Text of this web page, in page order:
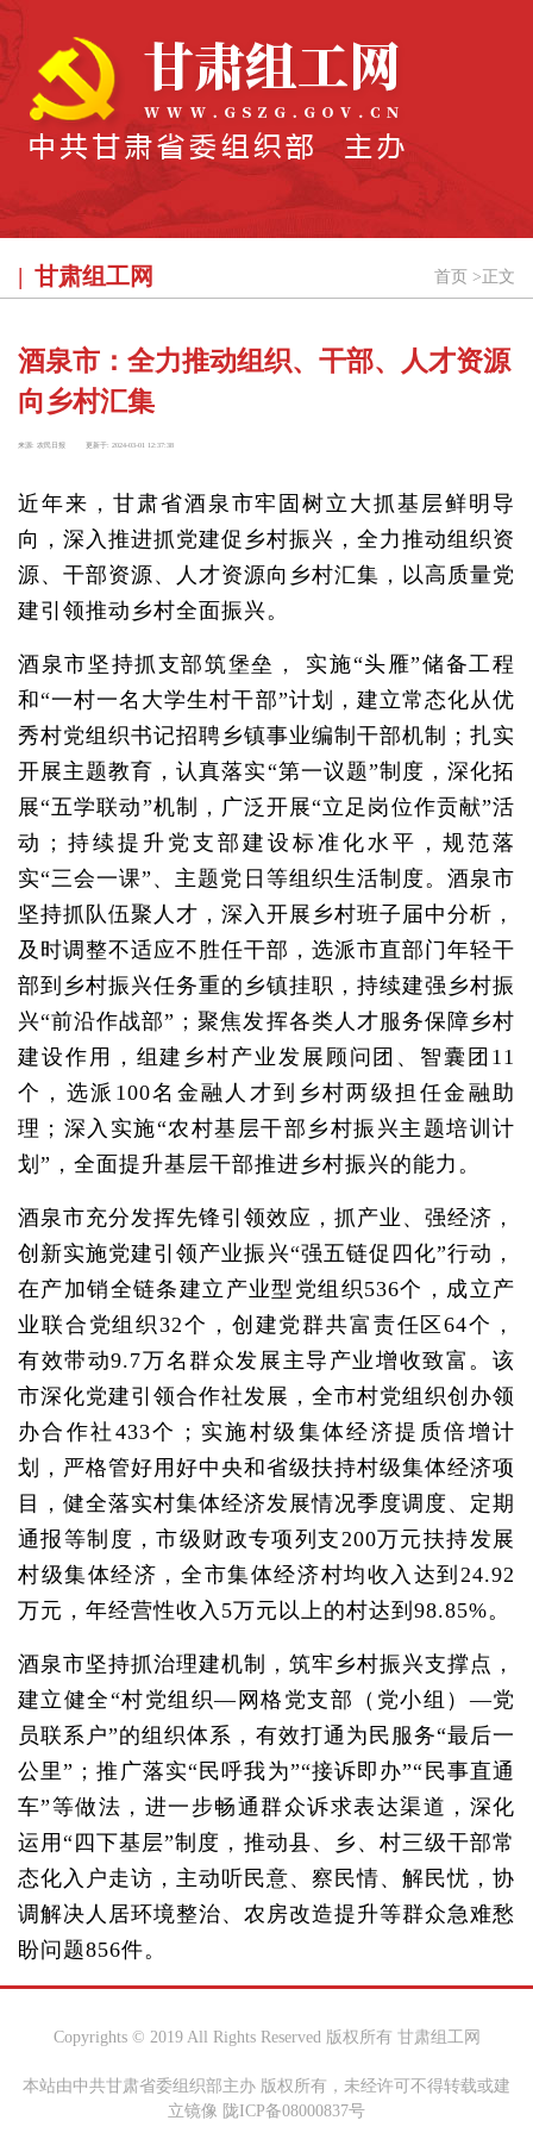
甘肃组工网 首页 > 正文
酒泉市：全力推动组织、干部、人才资源
向乡村汇集
来源: 农民日报 更新于: 2024-03-01 12:37:38
近年来，甘肃省酒泉市牢固树立大抓基层鲜明导
向，深入推进抓党建促乡村振兴，全力推动组织资
源、干部资源、人才资源向乡村汇集，以高质量党
建引领推动乡村全面振兴。
酒泉市坚持抓支部筑堡垒， 实施“头雁”储备工程
和“一村一名大学生村干部”计划，建立常态化从优
秀村党组织书记招聘乡镇事业编制干部机制；扎实
开展主题教育，认真落实“第一议题”制度，深化拓
展“五学联动”机制，广泛开展“立足岗位作贡献”活
动；持续提升党支部建设标准化水平，规范落
实“三会一课”、主题党日等组织生活制度。酒泉市
坚持抓队伍聚人才，深入开展乡村班子届中分析，
及时调整不适应不胜任干部，选派市直部门年轻干
部到乡村振兴任务重的乡镇挂职，持续建强乡村振
兴“前沿作战部”；聚焦发挥各类人才服务保障乡村
建设作用，组建乡村产业发展顾问团、智囊团11
个，选派100名金融人才到乡村两级担任金融助
理；深入实施“农村基层干部乡村振兴主题培训计
划”，全面提升基层干部推进乡村振兴的能力。
酒泉市充分发挥先锋引领效应，抓产业、强经济，
创新实施党建引领产业振兴“强五链促四化”行动，
在产加销全链条建立产业型党组织536个，成立产
业联合党组织32个，创建党群共富责任区64个，
有效带动9.7万名群众发展主导产业增收致富。该
市深化党建引领合作社发展，全市村党组织创办领
办合作社433个；实施村级集体经济提质倍增计
划，严格管好用好中央和省级扶持村级集体经济项
目，健全落实村集体经济发展情况季度调度、定期
通报等制度，市级财政专项列支200万元扶持发展
村级集体经济，全市集体经济村均收入达到24.92
万元，年经营性收入5万元以上的村达到98.85%。
酒泉市坚持抓治理建机制，筑牢乡村振兴支撑点，
建立健全“村党组织—网格党支部（党小组）—党
员联系户”的组织体系，有效打通为民服务“最后一
公里”；推广落实“民呼我为”“接诉即办”“民事直通
车”等做法，进一步畅通群众诉求表达渠道，深化
运用“四下基层”制度，推动县、乡、村三级干部常
态化入户走访，主动听民意、察民情、解民忧，协
调解决人居环境整治、农房改造提升等群众急难愁
盼问题856件。
Copyrights © 2019 All Rights Reserved 版权所有 甘肃组工网
本站由中共甘肃省委组织部主办 版权所有，未经许可不得转载或建
立镜像 陇ICP备08000837号